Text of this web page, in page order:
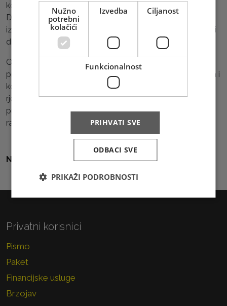
komunikacije, na kojoj su sudjelovali predsjednik Uprave
Društva HP Mostar Mate Rupčić, član Uprave Društva -
izvršni direktor za razvoj sustava i marketing Ivan Sušac i
direktor Sektora prodaje Josip Bulić.
Ova međunarodna konferencija okupila je veliki broj
profesora, znanstvenika i stručnjaka iz područja prometa i
komunikacija. Sudionici su mogli čuti više o inovativnim
rješenjima kroz povezivanje znanstvenih i praktičnih
primjera s fokusom na digitalnu transformaciju i održivi
razvoj u poštanskom i logističkom sustavu.
Natrag na sve vijesti
Privatni korisnici
Pismo
Paket
Financijske usluge
Brzojav
Nužno
potrebni
kolačići
Izvedba Ciljanost
Funkcionalnost
PRIHVATI SVE
ODBACI SVE
PRIKAŽI PODROBNOSTI